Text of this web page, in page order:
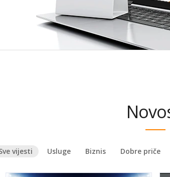
vijesti Usluge Biznis Dobre priče